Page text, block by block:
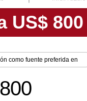
como fuente preferida en